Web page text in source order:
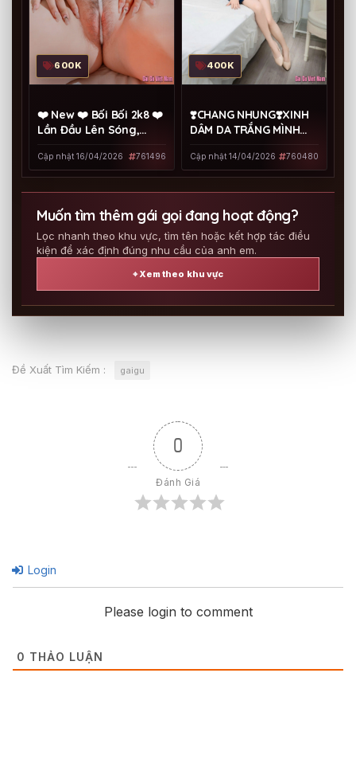
600K
❤️ New ❤️ Bối Bối 2k8 ❤️
Lần Đầu Lên Sóng,
Duyên Xinh Ngoan
Hiền
Cập nhật 16/04/2026 761496
400K
❣️CHANG NHUNG❣️XINH
DÂM DA TRẮNG MÌNH
NGHIỆP
Cập nhật 14/04/2026 760480
Muốn tìm thêm gái gọi đang hoạt động?
Lọc nhanh theo khu vực, tìm tên hoặc kết hợp tác điều
kiện để xác định đúng nhu cầu của anh em.
⌖ Xem theo khu vực
Đề Xuất Tìm Kiếm : gaigu
0
Đánh Giá
Login
Please login to comment
0 THẢO LUẬN